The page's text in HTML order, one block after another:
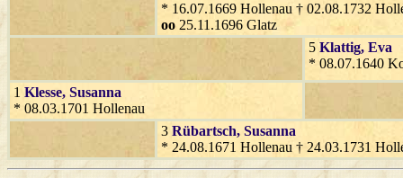
* 16.07.1669 Hollenau † 02.08.1732
oo 25.11.1696 Glatz
5 Klattig, Eva
* 08.07.1640
1 Klesse, Susanna
* 08.03.1701 Hollenau
3 Rübartsch, Susanna
* 24.08.1671 Hollenau † 24.03.1731